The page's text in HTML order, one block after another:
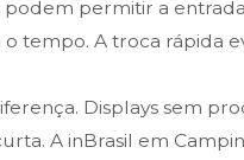
podem permitir a
tempo. A troca rápida
Displays sem
A inBrasil em